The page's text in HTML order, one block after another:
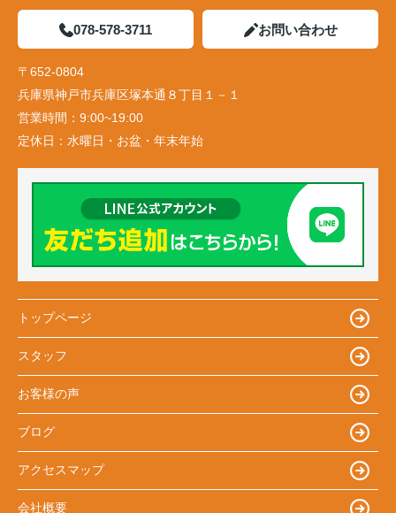
078-578-3711 お問い合わせ
〒652-0804
兵庫県神戸市兵庫区塚本通８丁目１－１
営業時間： 9:00~19:00
定休日： 水曜日・お盆・年末年始
トップページ
スタッフ
お客様の声
ブログ
アクセスマップ
会社概要